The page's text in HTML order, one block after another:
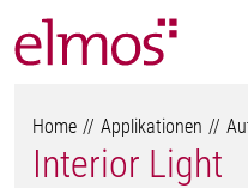
Home Applikationen
Interior Light